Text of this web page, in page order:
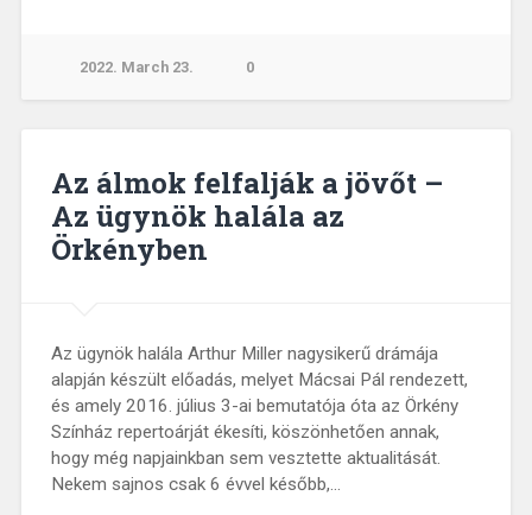
2022. March 23. 0
Az álmok felfalják a jövőt –
Az ügynök halála az
Örkényben
Az ügynök halála Arthur Miller nagysikerű drámája
alapján készült előadás, melyet Mácsai Pál rendezett,
és amely 2016. július 3-ai bemutatója óta az Örkény
Színház repertoárját ékesíti, köszönhetően annak,
hogy még napjainkban sem vesztette aktualitását.
Nekem sajnos csak 6 évvel később,…